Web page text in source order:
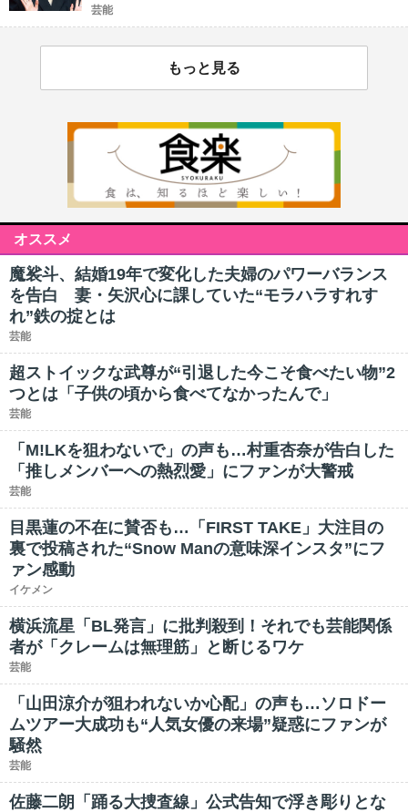
芸能
もっと見る
オススメ
魔裟斗、結婚19年で変化した夫婦のパワーバランス
を告白 妻・矢沢心に課していた“モラハラすれす
れ”鉄の掟とは
芸能
超ストイックな武尊が“引退した今こそ食べたい物”2
つとは「子供の頃から食べてなかったんで」
芸能
「M!LKを狙わないで」の声も…村重杏奈が告白した
「推しメンバーへの熱烈愛」にファンが大警戒
芸能
目黒蓮の不在に賛否も…「FIRST TAKE」大注目の
裏で投稿された“Snow Manの意味深インスタ”にフ
ァン感動
イケメン
横浜流星「BL発言」に批判殺到！それでも芸能関係
者が「クレームは無理筋」と断じるワケ
芸能
「山田涼介が狙われないか心配」の声も…ソロドー
ムツアー大成功も“人気女優の来場”疑惑にファンが
騒然
芸能
佐藤二朗「踊る大捜査線」公式告知で浮き彫りとな